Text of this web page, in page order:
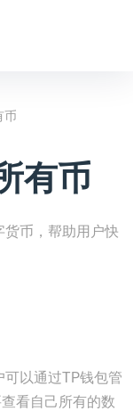
币
有币
币，帮助用户快
以通过TP钱包管
看自己所有的数